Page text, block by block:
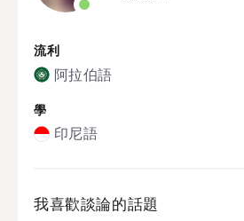
流利
阿拉伯語
學
印尼語
我喜歡談論的話題